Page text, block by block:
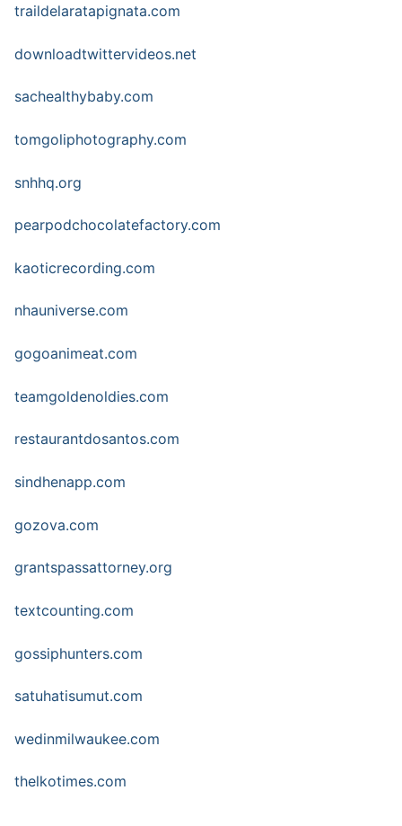
traildelaratapignata.com
downloadtwittervideos.net
sachealthybaby.com
tomgoliphotography.com
snhhq.org
pearpodchocolatefactory.com
kaoticrecording.com
nhauniverse.com
gogoanimeat.com
teamgoldenoldies.com
restaurantdosantos.com
sindhenapp.com
gozova.com
grantspassattorney.org
textcounting.com
gossiphunters.com
satuhatisumut.com
wedinmilwaukee.com
thelkotimes.com